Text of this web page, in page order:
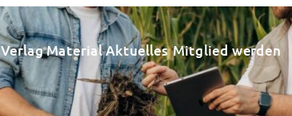
VerlagMaterialAktuelles Mitglied werden